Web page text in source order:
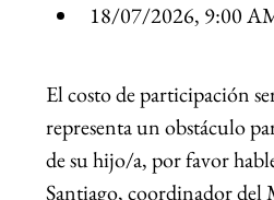
18/07/2026, 9:00
El costo de participación
representa un obstáculo
de su hijo/a, por favor
Santiago, coordinador